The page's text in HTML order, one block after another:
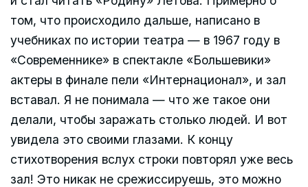
том, что происходило дальше, написано в
учебниках по истории театра — в 1967 году в
«Современнике» в спектакле «Большевики»
актеры в финале пели «Интернационал», и зал
вставал. Я не понимала — что же такое они
делали, чтобы заражать столько людей. И вот
увидела это своими глазами. К концу
стихотворения вслух строки повторял уже весь
зал! Это никак не срежиссируешь, это можно